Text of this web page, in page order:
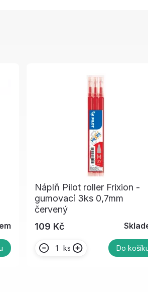
Náplň Pilot roller Frixion -
gumovací 3ks 0,7mm
červený
109 Kč
ks Do